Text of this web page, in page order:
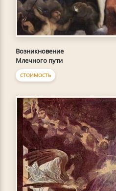
Возникновение
Млечного пути
СТОИМОСТЬ